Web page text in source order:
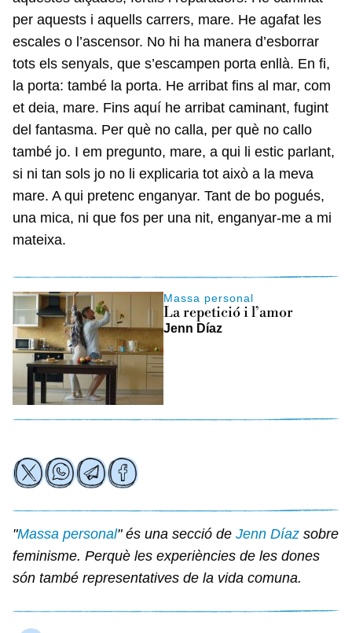
per aquests i aquells carrers, mare. He agafat les
escales o l’ascensor. No hi ha manera d’esborrar
tots els senyals, que s’escampen porta enllà. En fi,
la porta: també la porta. He arribat fins al mar, com
et deia, mare. Fins aquí he arribat caminant, fugint
del fantasma. Per què no calla, per què no callo
també jo. I em pregunto, mare, a qui li estic parlant,
si ni tan sols jo no li explicaria tot això a la meva
mare. A qui pretenc enganyar. Tant de bo pogués,
una mica, ni que fos per una nit, enganyar-me a mi
mateixa.
Massa personal
La repetició i l’amor
Jenn Díaz
"Massa personal" és una secció de Jenn Díaz sobre
feminisme. Perquè les experiències de les dones
són també representatives de la vida comuna.